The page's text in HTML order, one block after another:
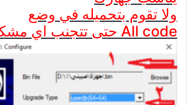
ولا تقوم بتحميله في وضع
All code حتى تتجنب اي مشكلة لجهازك